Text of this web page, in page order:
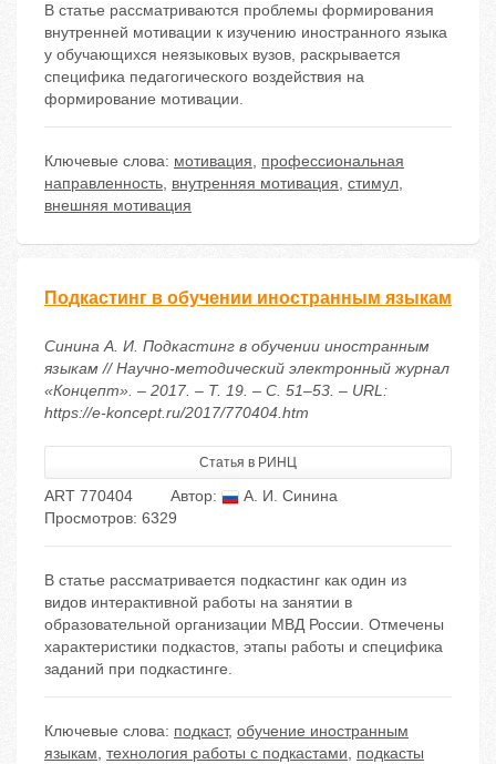
В статье рассматриваются проблемы формирования
внутренней мотивации к изучению иностранного языка
у обучающихся неязыковых вузов, раскрывается
специфика педагогического воздействия на
формирование мотивации.
Ключевые слова: мотивация, профессиональная
направленность, внутренняя мотивация, стимул,
внешняя мотивация
Подкастинг в обучении иностранным языкам
Синина А. И. Подкастинг в обучении иностранным
языкам // Научно-методический электронный журнал
«Концепт». – 2017. – Т. 19. – С. 51–53. – URL:
https://e-koncept.ru/2017/770404.htm
Статья в РИНЦ
ART 770404 Автор:
А. И. Синина
Просмотров: 6329
В статье рассматривается подкастинг как один из
видов интерактивной работы на занятии в
образовательной организации МВД России. Отмечены
характеристики подкастов, этапы работы и специфика
заданий при подкастинге.
Ключевые слова: подкаст, обучение иностранным
языкам, технология работы с подкастами, подкасты